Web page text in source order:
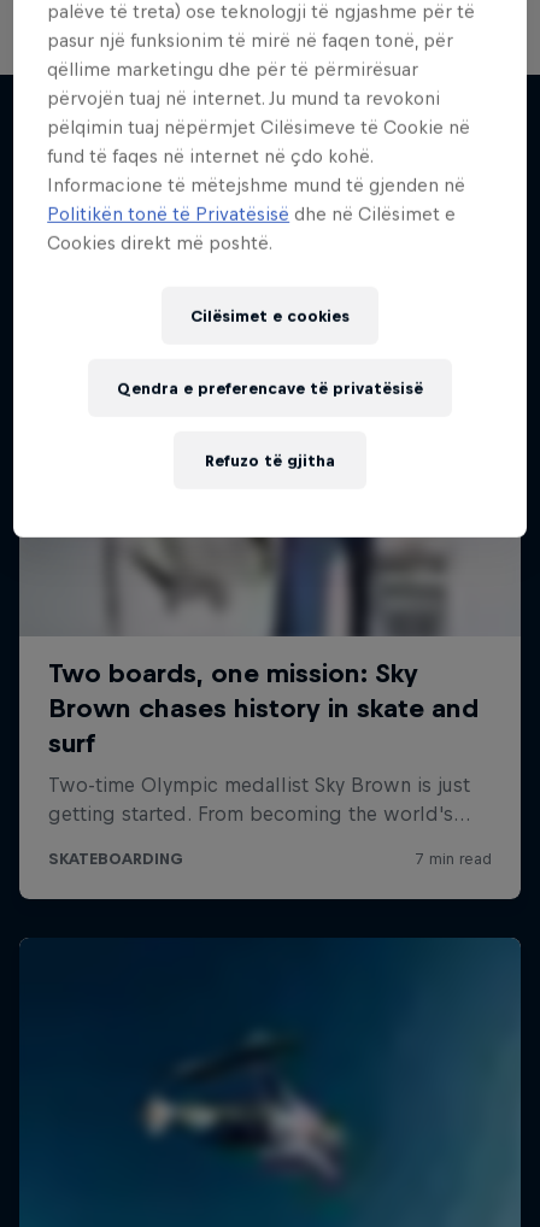
Më shumë si kjo
Inside Pro Surfing
Come backstage on the 2025 WSL
Championship Tour
2 Sezone · 18 episodet
SURFING
palëve të treta) ose teknologji të ngjashme për të
pasur një funksionim të mirë në faqen tonë, për
qëllime marketingu dhe për të përmirësuar
përvojën tuaj në internet. Ju mund ta revokoni
pëlqimin tuaj nëpërmjet Cilësimeve të Cookie në
fund të faqes në internet në çdo kohë.
Informacione të mëtejshme mund të gjenden në
Politikën tonë të Privatësisë dhe në Cilësimet e
Cookies direkt më poshtë.
Cilësimet e cookies
Refuzo të gjitha
Qendra e preferencave të privatësisë